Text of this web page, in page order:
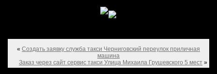
« Создать заявку служба такси Черниговский переулок приличная
машина
Заказ через сайт сервис такси Улица Михаила Грушевского 5 мест »